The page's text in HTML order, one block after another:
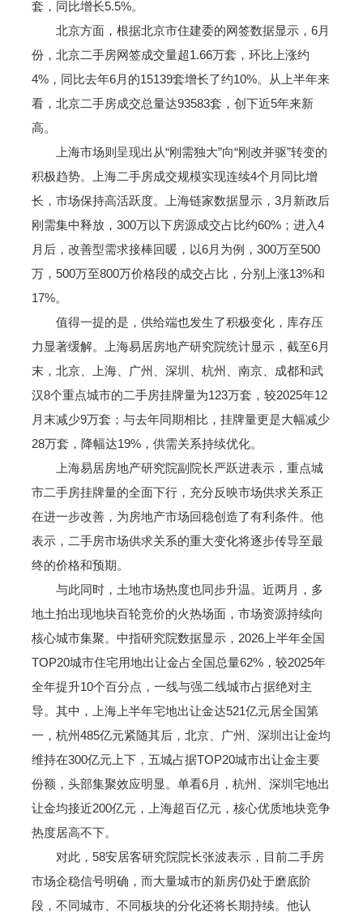
套，同比增长5.5%。
北京方面，根据北京市住建委的网签数据显示，6月
份，北京二手房网签成交量超1.66万套，环比上涨约
4%，同比去年6月的15139套增长了约10%。从上半年来
看，北京二手房成交总量达93583套，创下近5年来新
高。
上海市场则呈现出从“刚需独大”向“刚改并驱”转变的
积极趋势。上海二手房成交规模实现连续4个月同比增
长，市场保持高活跃度。上海链家数据显示，3月新政后
刚需集中释放，300万以下房源成交占比约60%；进入4
月后，改善型需求接棒回暖，以6月为例，300万至500
万，500万至800万价格段的成交占比，分别上涨13%和
17%。
值得一提的是，供给端也发生了积极变化，库存压
力显著缓解。上海易居房地产研究院统计显示，截至6月
末，北京、上海、广州、深圳、杭州、南京、成都和武
汉8个重点城市的二手房挂牌量为123万套，较2025年12
月末减少9万套；与去年同期相比，挂牌量更是大幅减少
28万套，降幅达19%，供需关系持续优化。
上海易居房地产研究院副院长严跃进表示，重点城
市二手房挂牌量的全面下行，充分反映市场供求关系正
在进一步改善，为房地产市场回稳创造了有利条件。他
表示，二手房市场供求关系的重大变化将逐步传导至最
终的价格和预期。
与此同时，土地市场热度也同步升温。近两月，多
地土拍出现地块百轮竞价的火热场面，市场资源持续向
核心城市集聚。中指研究院数据显示，2026上半年全国
TOP20城市住宅用地出让金占全国总量62%，较2025年
全年提升10个百分点，一线与强二线城市占据绝对主
导。其中，上海上半年宅地出让金达521亿元居全国第
一，杭州485亿元紧随其后，北京、广州、深圳出让金均
维持在300亿元上下，五城占据TOP20城市出让金主要
份额，头部集聚效应明显。单看6月，杭州、深圳宅地出
让金均接近200亿元，上海超百亿元，核心优质地块竞争
热度居高不下。
对此，58安居客研究院院长张波表示，目前二手房
市场企稳信号明确，而大量城市的新房仍处于磨底阶
段，不同城市、不同板块的分化还将长期持续。他认